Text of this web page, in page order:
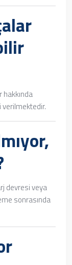
hakkında
verilmektedir.
devresi veya
sonrasında